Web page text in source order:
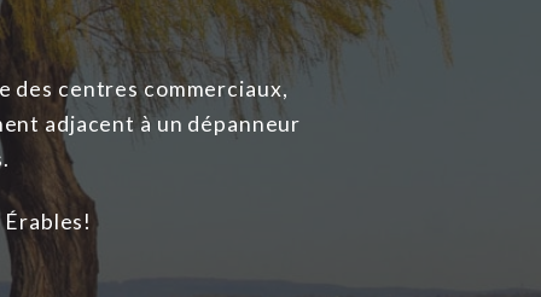
des centres commerciaux,
adjacent à un dépanneur